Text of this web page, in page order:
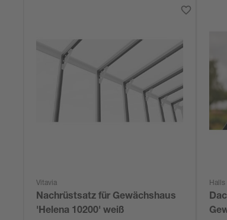
Vitavia
Nachrüstsatz für Gewächshaus
'Helena 10200' weiß
Halls